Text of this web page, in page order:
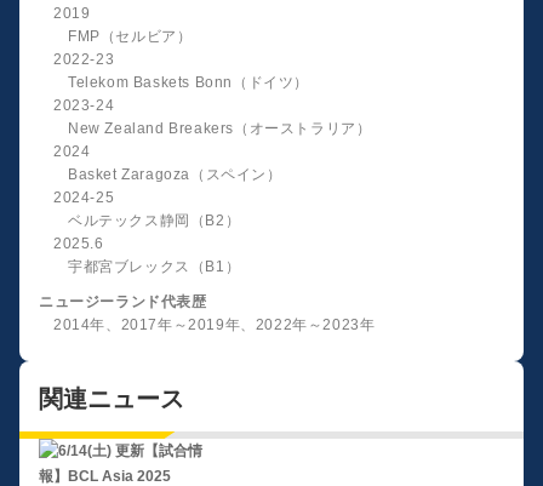
2019
FMP（セルビア）
2022-23
Telekom Baskets Bonn（ドイツ）
2023-24
New Zealand Breakers（オーストラリア）
2024
Basket Zaragoza（スペイン）
2024-25
ベルテックス静岡（B2）
2025.6
宇都宮ブレックス（B1）
ニュージーランド代表歴
2014年、2017年～2019年、2022年～2023年
関連ニュース